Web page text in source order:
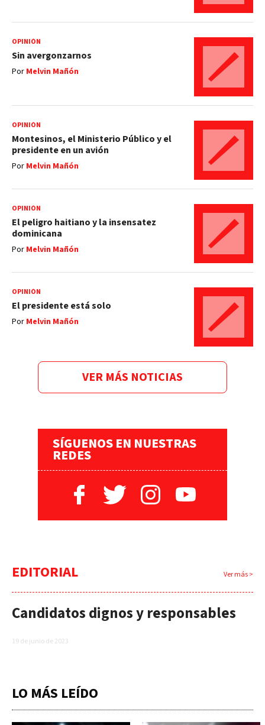
OPINIÓN
Sin avergonzarnos
Por Melvin Mañón
OPINIÓN
Montesinos, el Ministerio Público y el
presidente en un avión
Por Melvin Mañón
OPINIÓN
El peligro haitiano y la insensatez
dominicana
Por Melvin Mañón
OPINIÓN
El presidente está solo
Por Melvin Mañón
VER MÁS NOTICIAS
SÍGUENOS EN NUESTRAS
REDES
EDITORIAL Ver más >
Candidatos dignos y responsables
19 de junio de 2023
LO MÁS LEÍDO